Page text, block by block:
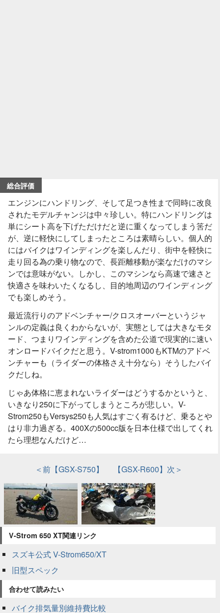
総合評価
エンジンにハンドリング、そして足つき性まで同時に改良
されたモデルチャンジは中々珍しい。特にハンドリングは
単にシート高を下げただけだと逆に重くなってしまう筈だ
が、逆に軽快にしてしまったところは素晴らしい。個人的
にはバイクはワインディングを楽しんだり、街中を軽快に
走り回る為の乗り物なので、長距離移動が楽なだけのマシ
ンでは意味がない。しかし、このマシンなら高速で速さと
快適さを味わいたくなるし、目的地周辺のワインディング
でも楽しめそう。
最近流行りのアドベンチャー/クロスオーバーというジャ
ンルの定義は良くわからないが、実態としては大きなモタ
ード、つまりワインディングを含めた公道で現実的に速い
オンロードバイクだと思う。V-strom1000もKTMのアドベ
ンチャーも（ライダーの体格さえ十分なら）そうしたバイ
クだしね。
じゃあ体格に恵まれないライダーはどうするかというと、
いきなり250に下がってしまうところが悲しい。V-
Strom250もVersys250も人気はすごく有るけど、乗るとや
はり非力過ぎる。400Xの500cc版を日本仕様で出してくれ
たら理想なんだけど…
＜前【GSX-S750】 【GSX-R600】次＞
V-Strom 650 XT関連リンク
スズキ公式 V-Strom650/XT
旧型スペック
合わせて読みたい
バイク排気量別維持費比較